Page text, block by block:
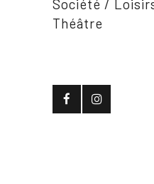
Société /
Théâtre